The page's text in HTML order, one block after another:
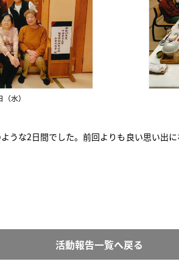
水）
うな2日間でした。前回よりも良い思い出に
活動報告一覧へ戻る